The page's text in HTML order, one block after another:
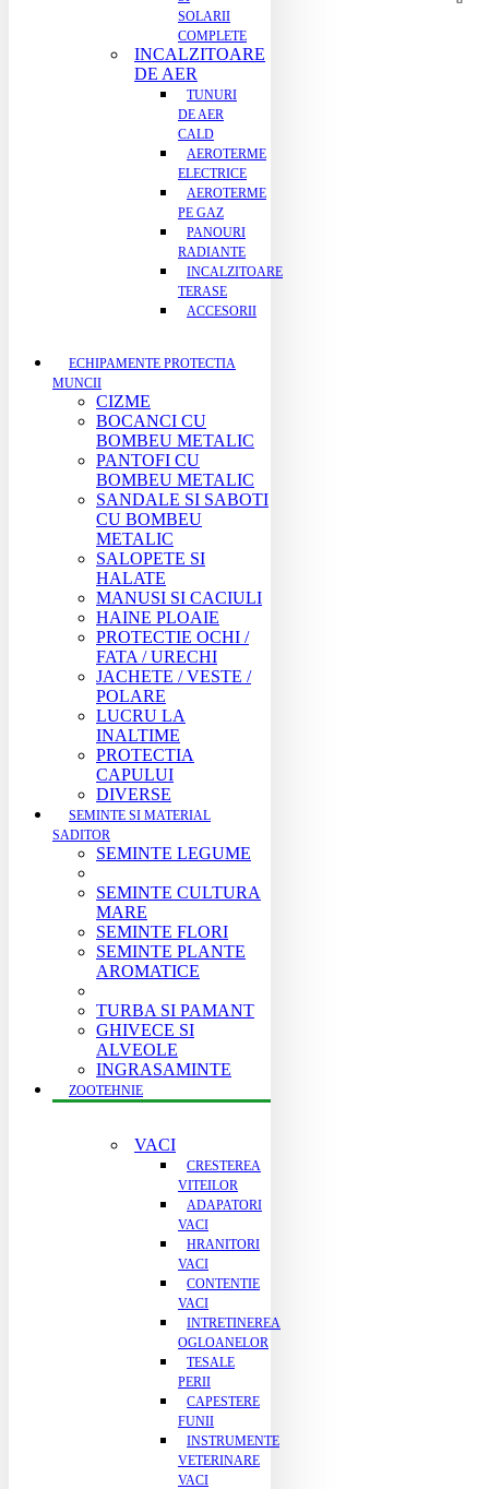
SOLARII
COMPLETE
INCALZITOARE
DE AER
TUNURI
DE AER
CALD
AEROTERME
ELECTRICE
AEROTERME
PE GAZ
PANOURI
RADIANTE
INCALZITOARE
TERASE
ACCESORII
ECHIPAMENTE PROTECTIA
MUNCII
CIZME
BOCANCI CU
BOMBEU METALIC
PANTOFI CU
BOMBEU METALIC
SANDALE SI SABOTI
CU BOMBEU
METALIC
SALOPETE SI
HALATE
MANUSI SI CACIULI
HAINE PLOAIE
PROTECTIE OCHI /
FATA / URECHI
JACHETE / VESTE /
POLARE
LUCRU LA
INALTIME
PROTECTIA
CAPULUI
DIVERSE
SEMINTE SI MATERIAL
SADITOR
SEMINTE LEGUME
SEMINTE CULTURA
MARE
SEMINTE FLORI
SEMINTE PLANTE
AROMATICE
TURBA SI PAMANT
GHIVECE SI
ALVEOLE
INGRASAMINTE
ZOOTEHNIE
VACI
CRESTEREA
VITEILOR
ADAPATORI
VACI
HRANITORI
VACI
CONTENTIE
VACI
INTRETINEREA
OGLOANELOR
TESALE
PERII
CAPESTERE
FUNII
INSTRUMENTE
VETERINARE
VACI